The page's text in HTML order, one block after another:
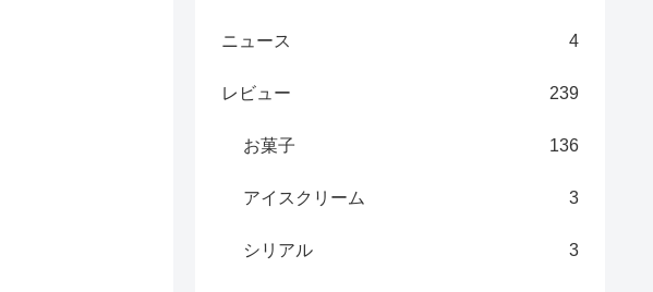
ニュース 4
レビュー 239
お菓子 136
アイスクリーム 3
シリアル 3